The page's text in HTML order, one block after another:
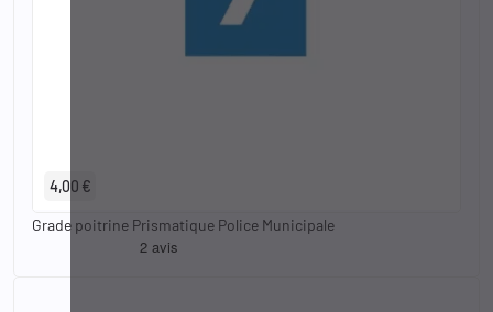
4,00 €
Grade poitrine Prismatique Police Municipale